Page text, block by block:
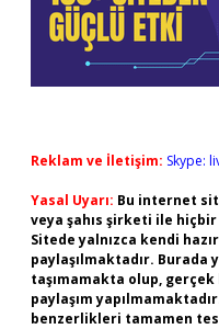
Reklam ve İletişim: Skype:
Yasal Uyarı: Bu internet
veya şahıs şirketi ile
Sitede yalnızca kendi
paylaşılmaktadır.
taşımamakta olup,
paylaşım
benzerlikleri tamamen